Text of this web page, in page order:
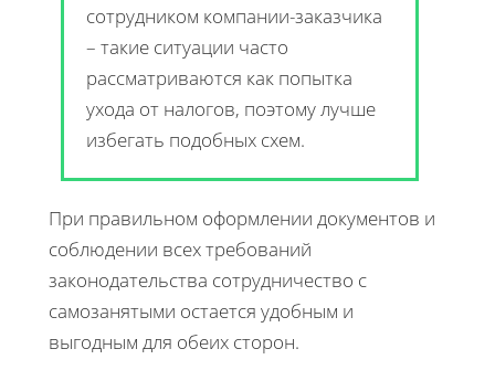
сотрудником компании-заказчика
– такие ситуации часто
рассматриваются как попытка
ухода от налогов, поэтому лучше
избегать подобных схем.
При правильном оформлении документов и
соблюдении всех требований
законодательства сотрудничество с
самозанятыми остается удобным и
выгодным для обеих сторон.